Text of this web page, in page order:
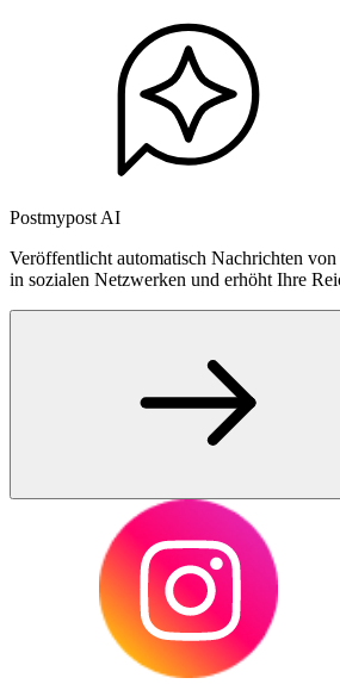
Postmypost AI
Veröffentlicht automatisch Nachrichten
in sozialen Netzwerken und erhöht Ihre